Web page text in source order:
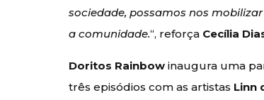
sociedade, possamos nos
a comunidade.“, reforça Cecília
Doritos Rainbow inaugura uma
três episódios com as artistas Linn